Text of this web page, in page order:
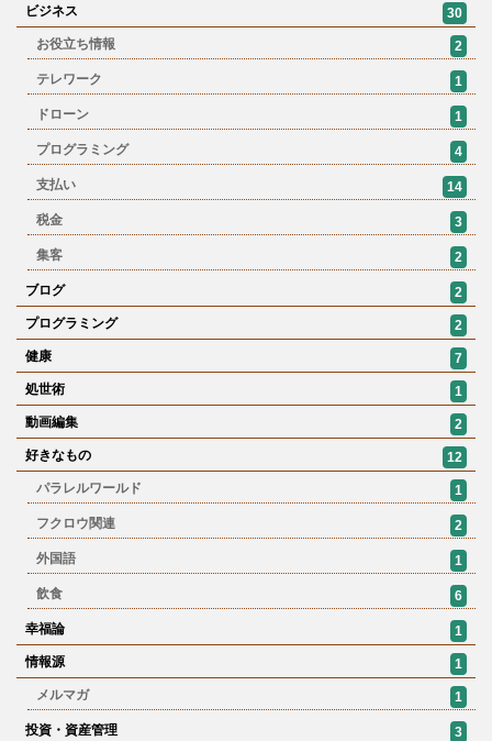
ビジネス
30
お役立ち情報
2
テレワーク 1
ドローン 1
プログラミング 4
支払い 14
税金 3
集客 2
ブログ
2
プログラミング
2
健康
7
処世術
1
動画編集
2
好きなもの
12
パラレルワールド
1
フクロウ関連 2
外国語 1
飲食 6
幸福論
1
情報源
1
メルマガ
1
投資・資産管理
3